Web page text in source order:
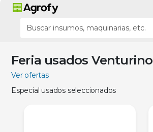
Feria usados Venturino
Ver ofertas
Especial usados seleccionados